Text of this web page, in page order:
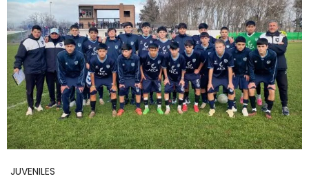
JUVENILES